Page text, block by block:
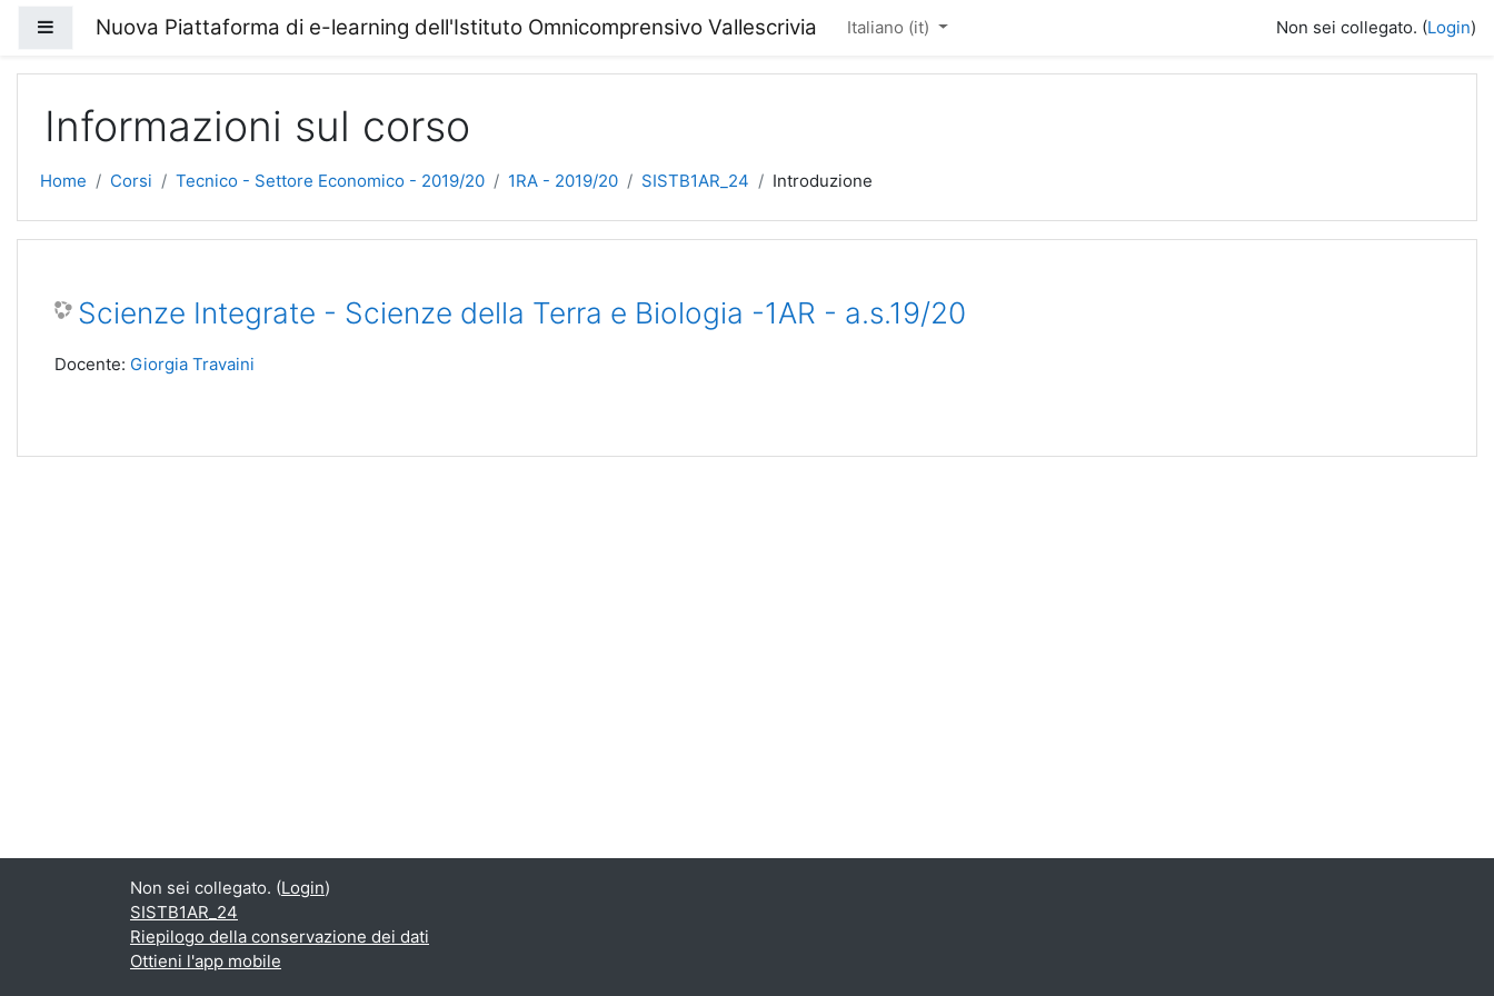
Pannello laterale
Nuova Piattaforma di e-learning dell'Istituto Omnicomprensivo Vallescrivia Italiano ‎(it)‎ Non sei collegato. (Login)
Informazioni sul corso
Home Corsi Tecnico - Settore Economico - 2019/20 1RA - 2019/20 SISTB1AR_24 Introduzione
Scienze Integrate - Scienze della Terra e Biologia -1AR - a.s.19/20
Docente: Giorgia Travaini
Non sei collegato. (Login)
SISTB1AR_24
Riepilogo della conservazione dei dati
Ottieni l'app mobile